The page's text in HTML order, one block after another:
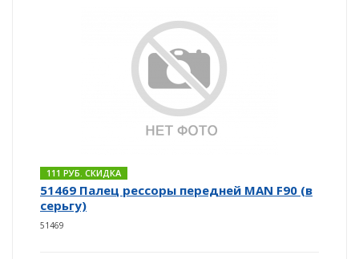
111 РУБ. СКИДКА
51469 Палец рессоры передней MAN F90 (в
серьгу)
51469